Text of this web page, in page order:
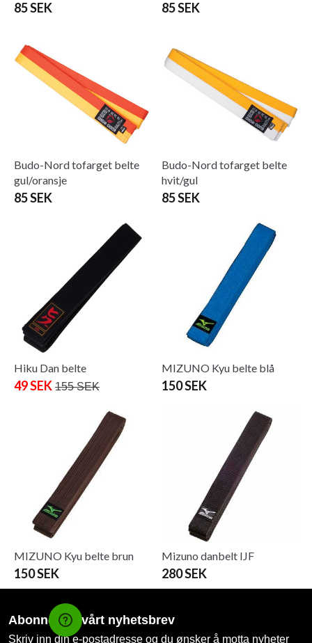
85 SEK 85 SEK
Budo-Nord tofarget belte
gul/oransje
85 SEK
Budo-Nord tofarget belte
hvit/gul
85 SEK
Hiku Dan belte
49 SEK 155 SEK
MIZUNO Kyu belte blå
150 SEK
MIZUNO Kyu belte brun
150 SEK
Mizuno danbelt IJF
280 SEK
Abonner på vårt nyhetsbrev
Skriv inn din e-postadresse og du ønsker å motta nyheter